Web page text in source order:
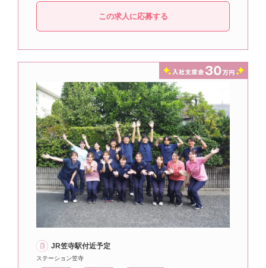
この求人に応募する
JR笠寺駅付近予定
ステーション笠寺